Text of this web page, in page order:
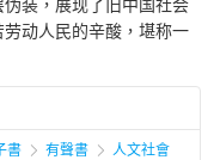
装，展现了旧中国社会
动人民的辛酸，堪称一
書 有聲書 人文社會